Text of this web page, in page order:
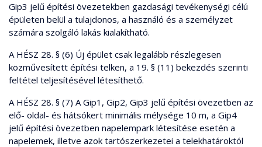
Gip3 jelű építési övezetekben gazdasági tevékenységi célú
épületen belül a tulajdonos, a használó és a személyzet
számára szolgáló lakás kialakítható.
A HÉSZ 28. § (6) Új épület csak legalább részlegesen
közművesített építési telken, a 19. § (11) bekezdés szerinti
feltétel teljesítésével létesíthető.
A HÉSZ 28. § (7) A Gip1, Gip2, Gip3 jelű építési övezetben az
elő- oldal- és hátsókert minimális mélysége 10 m, a Gip4
jelű építési övezetben napelempark létesítése esetén a
napelemek, illetve azok tartószerkezetei a telekhatároktól